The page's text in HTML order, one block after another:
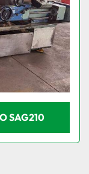
SAG210